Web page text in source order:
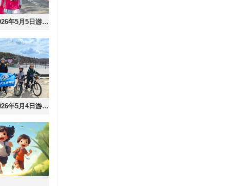
【童·定向】2026年5月5日游小童城市探索定向跑第8站雕塑公园之野性非洲招募啦！
【童·骑行】2026年5月4日游小童单日骑行营开启报名！